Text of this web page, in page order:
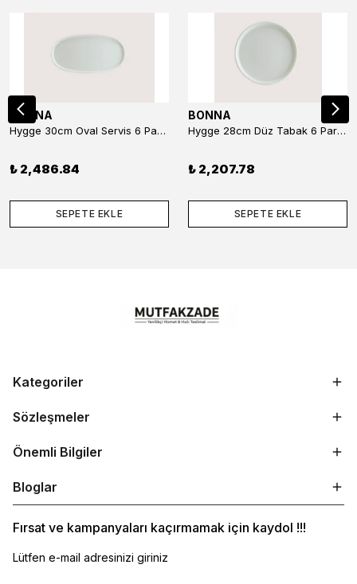
BONNA
Hygge 30cm Oval Servis 6 Parça
₺ 2,486.84
SEPETE EKLE
BONNA
Hygge 28cm Düz Tabak 6 Parça
₺ 2,207.78
SEPETE EKLE
Kategoriler
Sözleşmeler
Önemli Bilgiler
Bloglar
Fırsat ve kampanyaları kaçırmamak için kaydol !!!
Lütfen e-mail adresinizi giriniz